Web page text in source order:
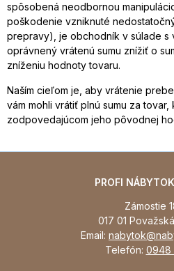
spôsobená neodbornou
poškodenie vzniknuté
prepravy), je obchodník v súlade s
oprávnený vrátenú sumu znížiť o
zníženiu hodnoty tovaru.
Naším cieľom je, aby vrátenie
vám mohli vrátiť plnú sumu za
zodpovedajúcom jeho pôvodnej
PROFI
Zámostie
017 01
Email:
Telefón: 0948